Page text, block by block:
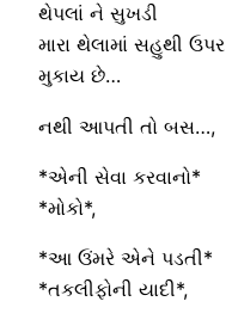
થેપલાં ને સુખડી
મારા થેલામાં સહુથી ઉપર
મુકાય છે…
નથી આપતી તો બસ…,
*એની સેવા કરવાનો*
*મોકો*,
*આ ઉંમરે એને પડતી*
*તકલીફોની યાદી*,